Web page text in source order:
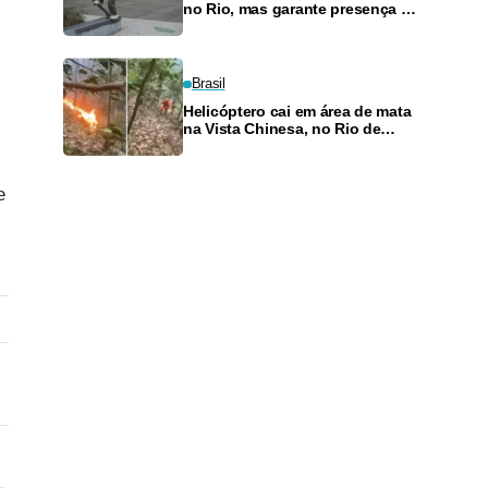
no Rio, mas garante presença no
Brasil
Helicóptero cai em área de mata
na Vista Chinesa, no Rio de